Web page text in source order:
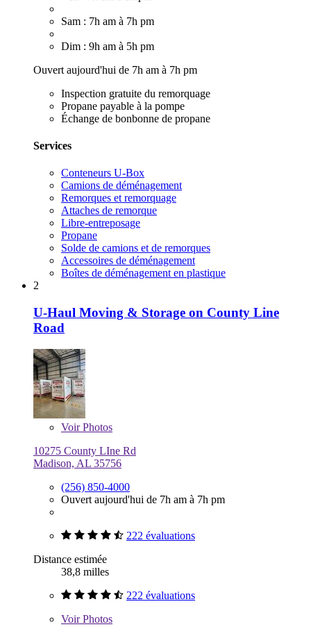
Sam : 7h am à 7h pm
Dim : 9h am à 5h pm
Ouvert aujourd'hui de 7h am à 7h pm
Inspection gratuite du remorquage
Propane payable à la pompe
Échange de bonbonne de propane
Services
Conteneurs U-Box
Camions de déménagement
Remorques et remorquage
Attaches de remorque
Libre-entreposage
Propane
Solde de camions et de remorques
Accessoires de déménagement
Boîtes de déménagement en plastique
2
U-Haul Moving & Storage on County Line
Road
VoirPhotos
10275 County LIne Rd
Madison, AL 35756
(256) 850-4000
Ouvert aujourd'hui de 7h am à 7h pm
222 évaluations
Distance estimée
38,8 milles
222 évaluations
VoirPhotos